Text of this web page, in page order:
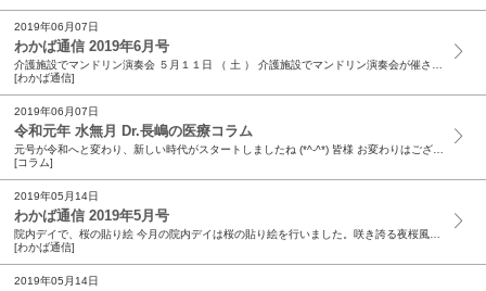
2019年06月07日
わかば通信 2019年6月号
[わかば通信]
2019年06月07日
令和元年 水無月 Dr.長嶋の医療コラム
[コラム]
2019年05月14日
わかば通信 2019年5月号
[わかば通信]
2019年05月14日